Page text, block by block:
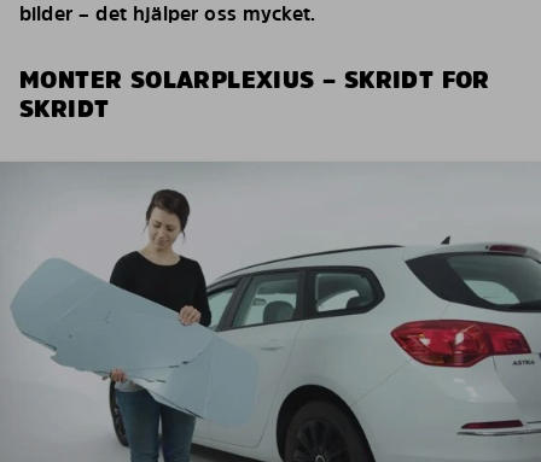
bilder – det hjälper oss mycket.
MONTER SOLARPLEXIUS – SKRIDT FOR
SKRIDT